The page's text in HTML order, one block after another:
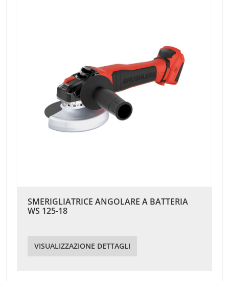
SMERIGLIATRICE ANGOLARE A BATTERIA
WS 125-18
VISUALIZZAZIONE DETTAGLI